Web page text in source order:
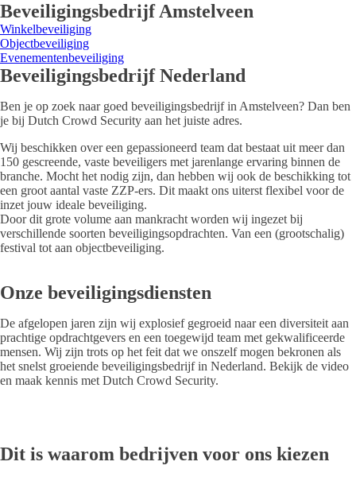
Beveiligingsbedrijf Amstelveen
Winkelbeveiliging
Objectbeveiliging
Evenementenbeveiliging
Beveiligingsbedrijf Nederland
Ben je op zoek naar goed beveiligingsbedrijf in Amstelveen? Dan ben
je bij Dutch Crowd Security aan het juiste adres.
Wij beschikken over een gepassioneerd team dat bestaat uit meer dan
150 gescreende, vaste beveiligers met jarenlange ervaring binnen de
branche. Mocht het nodig zijn, dan hebben wij ook de beschikking tot
een groot aantal vaste ZZP-ers. Dit maakt ons uiterst flexibel voor de
inzet jouw ideale beveiliging.
Door dit grote volume aan mankracht worden wij ingezet bij
verschillende soorten beveiligingsopdrachten. Van een (grootschalig)
festival tot aan objectbeveiliging.
Onze beveiligingsdiensten
De afgelopen jaren zijn wij explosief gegroeid naar een diversiteit aan
prachtige opdrachtgevers en een toegewijd team met gekwalificeerde
mensen. Wij zijn trots op het feit dat we onszelf mogen bekronen als
het snelst groeiende beveiligingsbedrijf in Nederland. Bekijk de video
en maak kennis met Dutch Crowd Security.
Dit is waarom bedrijven voor ons kiezen